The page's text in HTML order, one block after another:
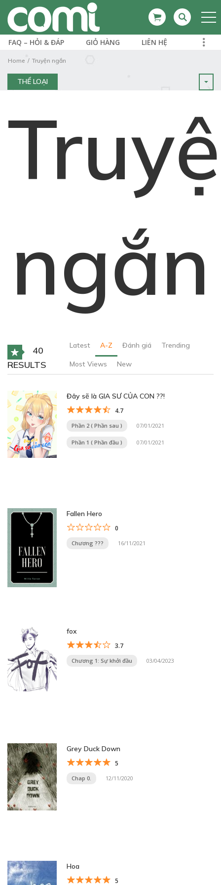
FAQ – HỎI & ĐÁP GIỎ HÀNG LIÊN HỆ
Home Truyện ngắn
THỂ LOẠI
ngắn
40
RESULTS
Latest A-Z Đánh giá Trending
Most Views New
Đây sẽ là GIA SƯ CỦA CON ??!
4.7
Phần 2 ( Phần sau ) 07/01/2021
Phần 1 ( Phần đầu ) 07/01/2021
Fallen Hero
0
Chương ??? 16/11/2021
fox
3.7
Chương 1: Sự khởi đầu 03/04/2023
Grey Duck Down
5
Chap 0. 12/11/2020
Hoa
5